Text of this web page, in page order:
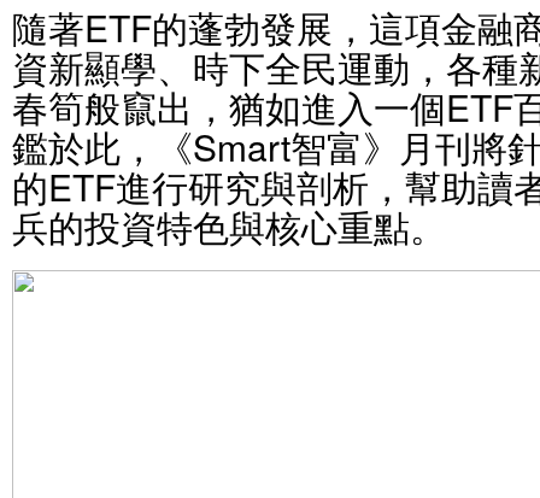
隨著ETF的蓬勃發展，這項金融
資新顯學、時下全民運動，各種
春筍般竄出，猶如進入一個ETF
鑑於此，《Smart智富》月刊將
的ETF進行研究與剖析，幫助讀
兵的投資特色與核心重點。